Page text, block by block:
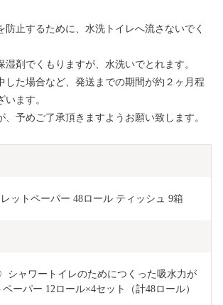
防止するために、水洗トイレへ流さないでく
湿剤でくもりますが、水洗いでとれます。
た場合など、発送までの期間が約２ヶ月程
います。
、予めご了承頂きますようお願い致します。
ットペーパー 48ロール ティッシュ 9箱
シャワートイレのためにつくった吸水力が
ーパー 12ロール×4セット（計48ロール）